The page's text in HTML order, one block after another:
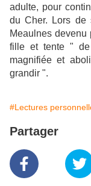
adulte, pour
du Cher. Lors de
Meaulnes devenu
fille et tente " de
magnifiée et
grandir ".
#Lectures
Partager